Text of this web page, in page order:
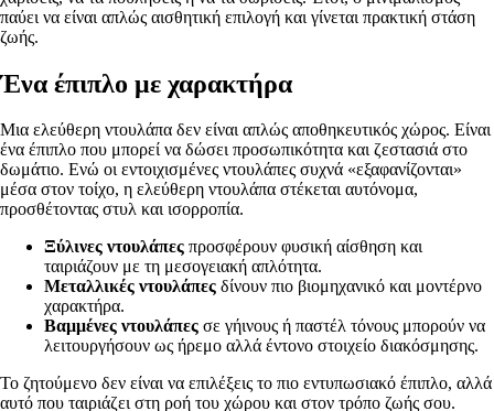
παύει να είναι απλώς αισθητική επιλογή και γίνεται πρακτική στάση
ζωής.
Ένα έπιπλο με χαρακτήρα
Μια ελεύθερη ντουλάπα δεν είναι απλώς αποθηκευτικός χώρος. Είναι
ένα έπιπλο που μπορεί να δώσει προσωπικότητα και ζεστασιά στο
δωμάτιο. Ενώ οι εντοιχισμένες ντουλάπες συχνά «εξαφανίζονται»
μέσα στον τοίχο, η ελεύθερη ντουλάπα στέκεται αυτόνομα,
προσθέτοντας στυλ και ισορροπία.
Ξύλινες ντουλάπες προσφέρουν φυσική αίσθηση και
ταιριάζουν με τη μεσογειακή απλότητα.
Μεταλλικές ντουλάπες δίνουν πιο βιομηχανικό και μοντέρνο
χαρακτήρα.
Βαμμένες ντουλάπες σε γήινους ή παστέλ τόνους μπορούν να
λειτουργήσουν ως ήρεμο αλλά έντονο στοιχείο διακόσμησης.
Το ζητούμενο δεν είναι να επιλέξεις το πιο εντυπωσιακό έπιπλο, αλλά
αυτό που ταιριάζει στη ροή του χώρου και στον τρόπο ζωής σου.